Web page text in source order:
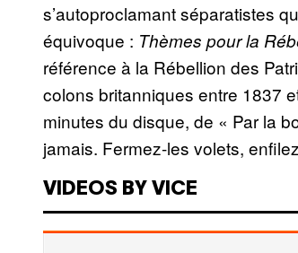
s’autoproclamant séparatistes
équivoque : Thèmes pour la
référence à la Rébellion des
colons britanniques entre 1837
minutes du disque, de « Par la
jamais. Fermez-les volets,
VIDEOS BY VICE